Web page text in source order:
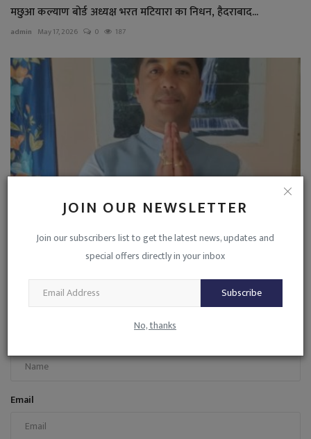
JOIN OUR NEWSLETTER
Join our subscribers list to get the latest news, updates and
special offers directly in your inbox
Subscribe
No, thanks
मछुआ कल्याण बोर्ड अध्यक्ष भरत मटियारा का निधन, हैदराबाद...
admin May 17, 2026 0 187
भाजपा पिछड़ा वर्ग मोर्चा के बस्तर जिला सह प्रभारी बने विनोद...
COMMENTS
Email